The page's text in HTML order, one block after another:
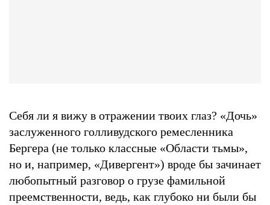
Себя ли я вижу в отражении твоих глаз? «Дочь»
заслуженного голливудского ремесленника
Бергера (не только классные «Области тьмы»,
но и, например, «Дивергент») вроде бы зачинает
любопытный разговор о грузе фамильной
преемственности, ведь, как глубоко ни были бы